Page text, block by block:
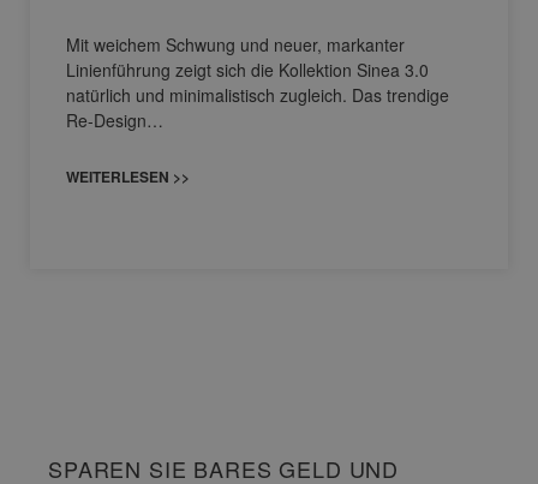
Mit weichem Schwung und neuer, markanter
Linienführung zeigt sich die Kollektion Sinea 3.0
natürlich und minimalistisch zugleich. Das trendige
Re-Design…
WEITERLESEN >>
SPAREN SIE BARES GELD UND